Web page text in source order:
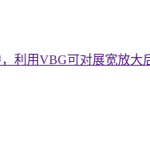
利用VBG可对展宽放大